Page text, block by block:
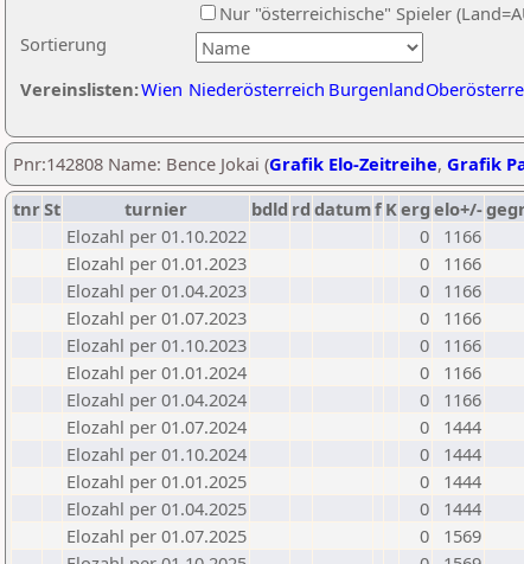
Sortierung
Nur "österreichische" Spieler
Vereinslisten:Wien Niederösterreich Burgenland
Pnr:142808 Name: Bence Jokai (Grafik Elo-Zeitreihe, Grafik
tnrSt turnier bdld rd datumf Kerg elo+/-
Elozahl per 01.10.2022
0
1166
Elozahl per 01.01.2023
0
1166
Elozahl per 01.04.2023
0
1166
Elozahl per 01.07.2023
0
1166
Elozahl per 01.10.2023
0
1166
Elozahl per 01.01.2024
0
1166
Elozahl per 01.04.2024
0
1166
Elozahl per 01.07.2024
0
1444
Elozahl per 01.10.2024
0
1444
Elozahl per 01.01.2025
0
1444
Elozahl per 01.04.2025
0
1444
Elozahl per 01.07.2025
0
1569